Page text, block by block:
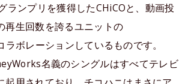
ランプリを獲得したCHiCOと、動画投
再生回数を誇るユニットの
ボレーションしているものです。
名義のシングルはすべてテレビ